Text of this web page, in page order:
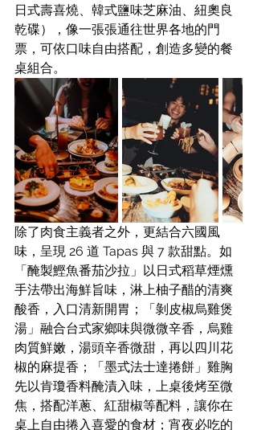
日式壽喜燒、韓式鹽味芝麻油、紐奧良
乾碟），像一張張通往世界各地的門
票，可依口味自由搭配，創造多變的餐
桌組合。
除了肉食主義者之外，更結合六國風
味，呈現 26 道 Tapas 與 7 款甜點。如
「醃製鰹魚番茄沙拉」以日式稻草煙燻
手法帶出海鮮旨味，淋上柚子醋的清爽
酸香，入口清新開胃；「剝皮椒烏雞煲
湯」融合台式家鄉味與微微辛香，烏雞
肉質鮮嫩，湯頭辛香微甜，再以四川花
椒的麻提香；「墨式法士達捲餅」雞胸
先以肯瓊香料醃漬入味，上桌後烤至微
焦，搭配洋蔥、紅甜椒等配料，讓你在
桌上自由捲入喜愛的食材；宵夜必吃的